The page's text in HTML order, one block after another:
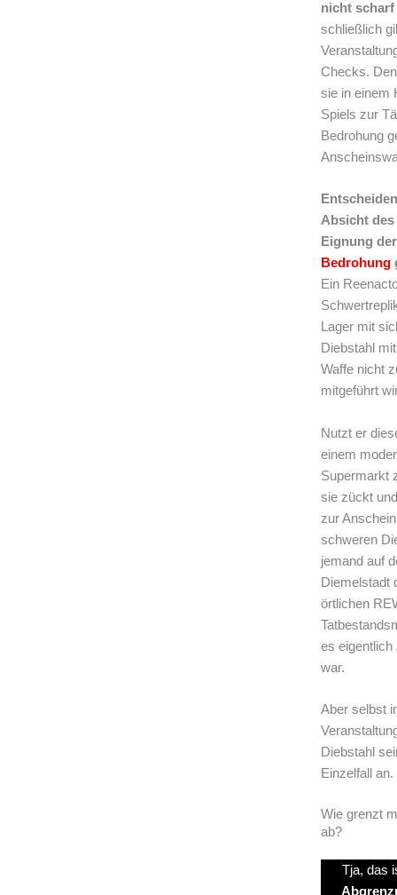
nicht
schließlich
Checks.
sie in einem
Spiels zur
Bedrohung
Absicht des
Eignung
Bedrohung
Ein
Lager mit
Diebstahl
Waffe nicht
mitgeführt
Nutzt er
einem
Supermarkt
sie zückt
zur
schweren
jemand auf
Diemelstadt
örtlichen
es eigentlich
war.
Aber selbst
Diebstahl
Einzelfall an.
Wie grenzt
ab?
Tja, das